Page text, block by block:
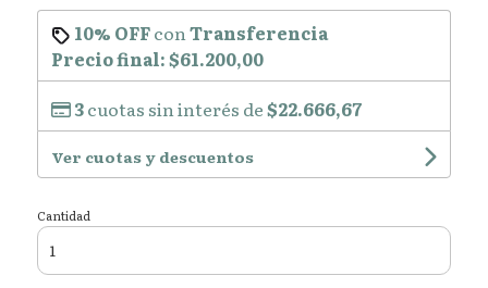
10% OFFcon Transferencia
Precio final:$61.200,00
3cuotas sin interés de$22.666,67
Ver cuotas y descuentos
Cantidad